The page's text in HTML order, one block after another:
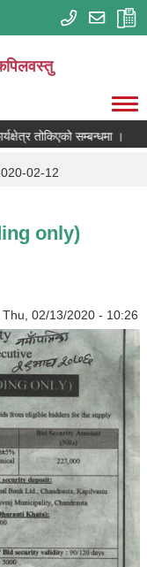
तोकिएको सम्बन्धमा ।
02-12
only)
Thu, 02/13/2020 - 10:26